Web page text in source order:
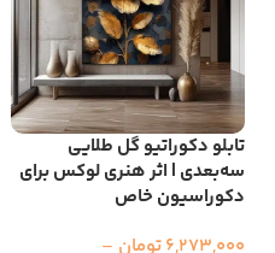
تابلو دکوراتیو گل طلایی
سه‌بعدی | اثر هنری لوکس برای
دکوراسیون خاص
6,273,000تومان –